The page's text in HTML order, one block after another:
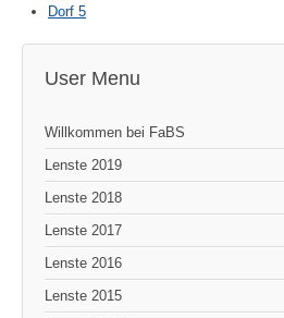
Dorf 5
User Menu
Willkommen bei FaBS
Lenste 2019
Lenste 2018
Lenste 2017
Lenste 2016
Lenste 2015